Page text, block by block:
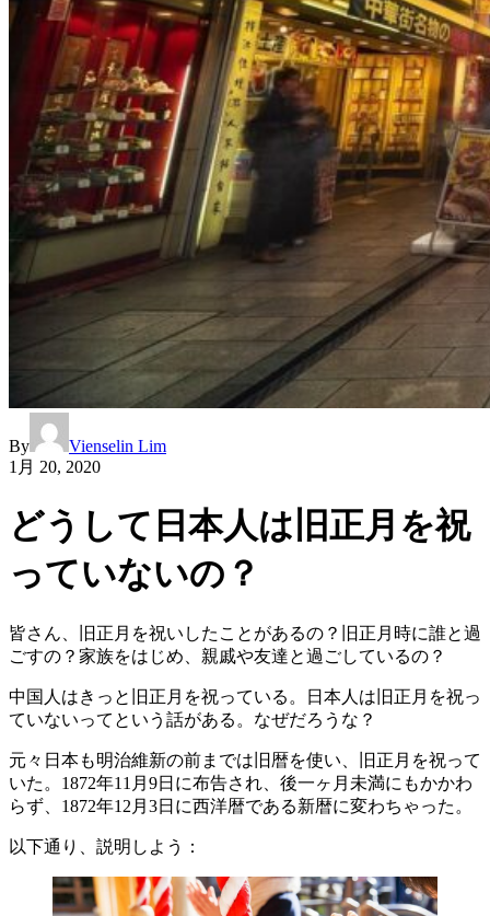
By
Vienselin Lim
1月 20, 2020
どうして日本人は旧正月を祝
っていないの？
皆さん、旧正月を祝いしたことがあるの？旧正月時に誰と過
ごすの？家族をはじめ、親戚や友達と過ごしているの？
中国人はきっと旧正月を祝っている。日本人は旧正月を祝っ
ていないってという話がある。なぜだろうな？
元々日本も明治維新の前までは旧暦を使い、旧正月を祝って
いた。1872年11月9日に布告され、後一ヶ月未満にもかかわ
らず、1872年12月3日に西洋暦である新暦に変わちゃった。
以下通り、説明しよう：